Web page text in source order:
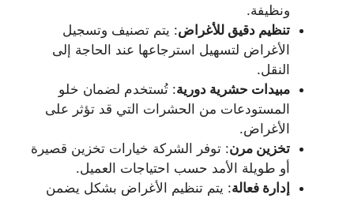
ونظيفة.
تنظيم دقيق للأغراض: يتم تصنيف وتسجيل
الأغراض لتسهيل استرجاعها عند الحاجة إلى
النقل.
مبيدات حشرية دورية: تُستخدم لضمان خلو
المستودعات من الحشرات التي قد تؤثر على
الأغراض.
تخزين مرن: توفر الشركة خيارات تخزين قصيرة
أو طويلة الأمد حسب احتياجات العميل.
إدارة فعالة: يتم تنظيم الأغراض بشكل يضمن